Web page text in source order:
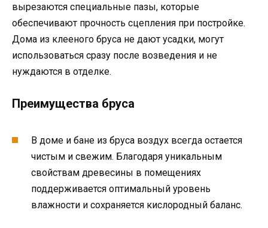
вырезаются специальные пазы, которые
обеспечивают прочность сцепления при постройке.
Дома из клееного бруса не дают усадки, могут
использоваться сразу после возведения и не
нуждаются в отделке.
Преимущества бруса
В доме и бане из бруса воздух всегда остается
чистым и свежим. Благодаря уникальным
свойствам древесины в помещениях
поддерживается оптимальный уровень
влажности и сохраняется кислородный баланс.